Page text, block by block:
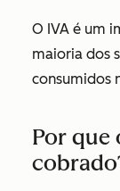
O IVA é um
maioria dos
consumidos
Por que